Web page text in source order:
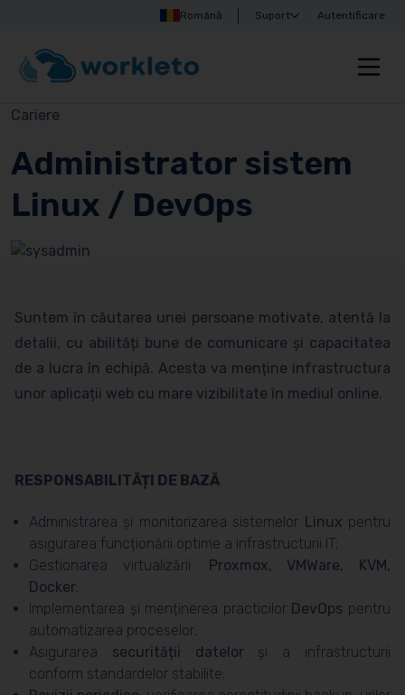
Română Suport Autentificare
Cariere
Administrator sistem
Linux / DevOps
Suntem în căutarea unei persoane motivate, atentă la
detalii, cu abilități bune de comunicare și capacitatea
de a lucra în echipă. Acesta va menține infrastructura
unor aplicații web cu mare vizibilitate în mediul online.
RESPONSABILITĂȚI DE BAZĂ
Administrarea și monitorizarea sistemelor Linux pentru
asigurarea funcționării optime a infrastructurii IT;
Gestionarea virtualizării: Proxmox, VMWare, KVM,
Docker;
Implementarea și menținerea practicilor DevOps pentru
automatizarea proceselor;
Asigurarea securității datelorși a infrastructurii
conform standardelor stabilite;